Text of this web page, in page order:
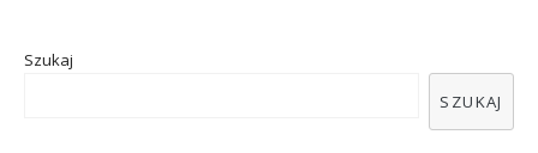
Szukaj
SZUKAJ